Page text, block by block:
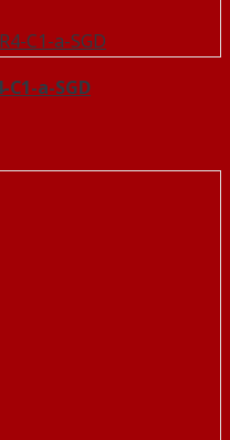
C1-a-SGD